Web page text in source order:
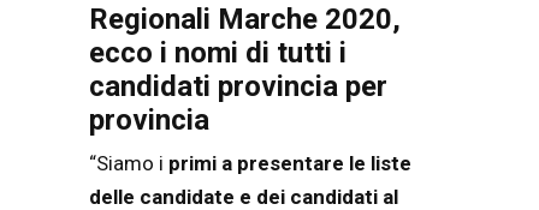
Regionali Marche 2020,
ecco i nomi di tutti i
candidati provincia per
provincia
“Siamo i primi a presentare le liste
delle candidate e dei candidati al